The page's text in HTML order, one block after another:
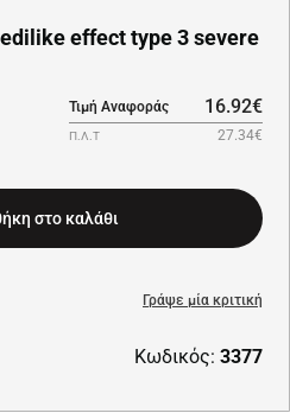
effect type 3 severe
Τιμή Αναφοράς 16.92€
Π.Λ.Τ 27.34€
στο καλάθι
Κωδικός: 3377
Γράψε μία κριτική